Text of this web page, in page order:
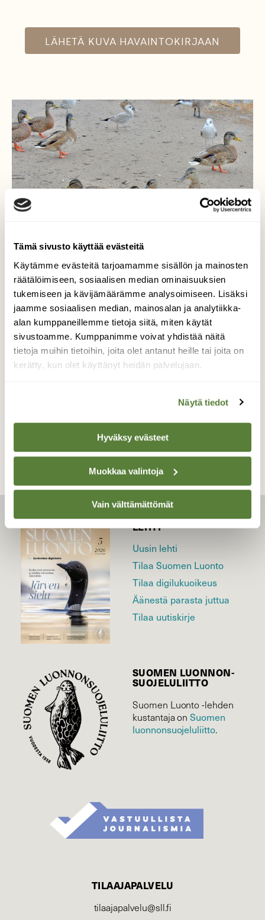
Tämä sivusto käyttää evästeitä
Käytämme evästeitä tarjoamamme sisällön ja mainosten
räätälöimiseen, sosiaalisen median ominaisuuksien
tukemiseen ja kävijämäärämme analysoimiseen. Lisäksi
jaamme sosiaalisen median, mainosalan ja analytiikka-
alan kumppaneillemme tietoja siitä, miten käytät
sivustoamme. Kumppanimme voivat yhdistää näitä
tietoja muihin tietoihin, joita olet antanut heille tai joita on
kerätty, kun olet käyttänyt heidän palvelujaan.
Näytä tiedot
Hyväksy evästeet
Muokkaa valintoja
Vain välttämättömät
LÄHETÄ KUVA HAVAINTOKIRJAAN
Sorsanpoikaset kasvavat
Ovat kohta emon kokoisia.
Valokuvaaja: Reijo Juurinen, Töölönlahti Elokuu
LEHTI
Uusin lehti
Tilaa Suomen Luonto
Tilaa digilukuoikeus
Äänestä parasta juttua
Tilaa uutiskirje
SUOMEN LUONNON­
SUOJELU­LIITTO
Suomen Luonto -lehden
kustantaja onSuomen
luonnonsuojelu­liitto.
TILAAJAPALVELU
tilaajapalvelu@sll.fi